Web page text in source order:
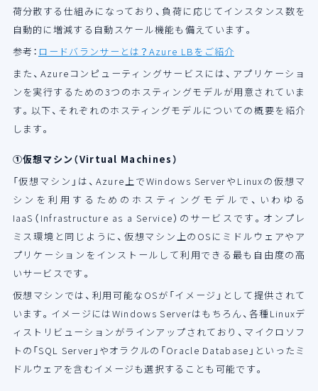
荷分散する仕組みになっており、負荷に応じてインスタンス数を
自動的に増減する自動スケール機能も備えています。
参考： ロードバランサーとは？Azure LBをご紹介
また、Azureコンピューティングサービスには、アプリケーショ
ンを実行するための3つのホスティングモデルが用意されていま
す。以下、それぞれのホスティングモデルについての概要を紹介
します。
①仮想マシン（Virtual Machines）
「仮想マシン」は、Azure上でWindows ServerやLinuxの仮想マ
シンを利用するためのホスティングモデルで、いわゆる
IaaS（Infrastructure as a Service）のサービスです。オンプレ
ミス環境と同じように、仮想マシン上のOSにミドルウェアやア
プリケーションをインストールして利用できる最も自由度の高
いサービスです。
仮想マシンでは、利用可能なOSが「イメージ」として提供されて
います。イメージにはWindows Serverはもちろん、各種Linuxデ
ィストリビューションがラインアップされており、マイクロソフ
トの「SQL Server」やオラクルの「Oracle Database」といったミ
ドルウェアを含むイメージも選択することも可能です。